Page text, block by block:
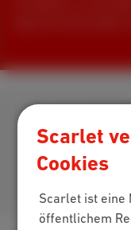
Scarlet
Cookies
Scarlet ist eine
öffentlichem